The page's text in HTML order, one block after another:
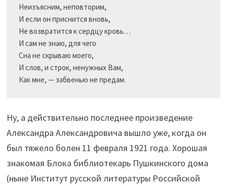
Неизъясним, неповторим,
И если он приснится вновь,
Не возвратится к сердцу кровь…
И сам не знаю, для чего
Сна не скрываю моего,
И слов, и строк, ненужных Вам,
Ну, а действительно последнее произведение
Александра Александровича вышло уже, когда он
был тяжело болен 11 февраля 1921 года. Хорошая
знакомая Блока библиотекарь Пушкинского дома
(ныне Институт русской литературы Российской